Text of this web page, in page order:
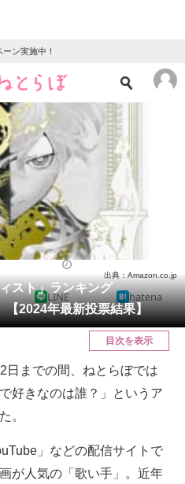
ン実施中！
ニュース
クイズ
地域
教育・育児
リサーチ
スト」ランキング
2024年最新投票結果】
出典：Amazon.co.jp
LINE hatena
目次を表示
までの間、ねとらぼでは
好きなのは誰？」というア
。
」などの配信サイトで
が人気の「歌い手」。近年